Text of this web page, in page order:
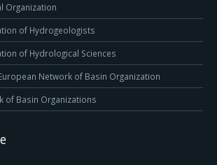
Organization
of Hydrogeologists
of Hydrological Sciences
Network of Basin Organization
of Basin Organizations